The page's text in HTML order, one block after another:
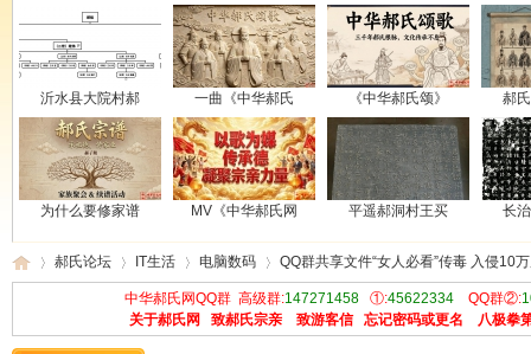
沂水县大院村郝 一曲《中华郝氏 《中华郝氏颂》 郝
为什么要修家谱 MV《中华郝氏网 平遥郝洞村王买 长
郝氏论坛 IT生活 电脑数码 QQ群共享文件“女人必看”传毒 入侵10
中华郝氏网QQ群 高级群:147271458①:45622334QQ群②:
关于郝氏网
致郝氏宗亲 致游客信 忘记密码或更名 八极拳